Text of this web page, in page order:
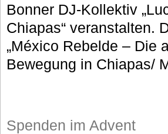
Bonner DJ-Kollektiv
Chiapas“ veranstalten.
„México Rebelde – Die
Bewegung in Chiapas/
Spenden im Advent